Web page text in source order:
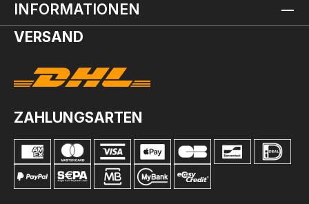
INFORMATIONEN
VERSAND
ZAHLUNGSARTEN